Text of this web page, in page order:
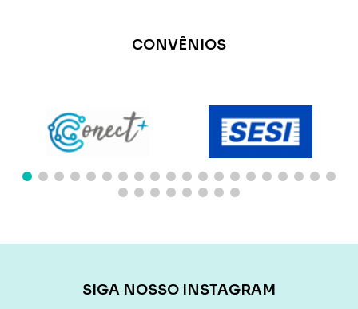
CONVÊNIOS
SIGA NOSSO INSTAGRAM